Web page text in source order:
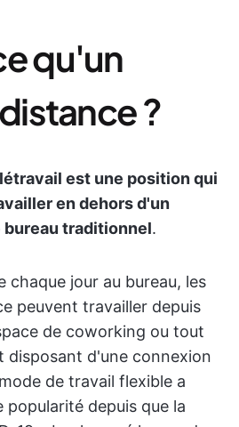
qu'un
?
est une position qui
en dehors d'un
traditionnel.
chaque jour au bureau, les
peuvent travailler depuis
de coworking ou tout
disposant d'une connexion
de travail flexible a
popularité depuis que la